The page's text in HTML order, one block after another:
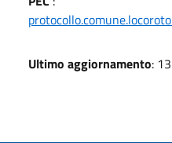
Ultimo aggiornamento: